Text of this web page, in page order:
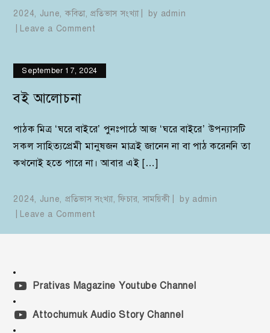
2024, June,কবিতা,প্রতিভাস সংখ্যা by admin
Leave a Comment
September 17, 2024
বই আলোচনা
পাঠক মিত্র ‘ঘরে বাইরে’ পুনঃপাঠে আজ ‘ঘরে বাইরে’ উপন্যাসটি
সকল সাহিত্যপ্রেমী মানুষজন মাত্রই জানেন না বা পাঠ করেননি তা
কখনোই হতে পারে না। আবার এই […]
2024, June, প্রতিভাস সংখ্যা,ফিচার,সাময়িকী by admin
Leave a Comment
Prativas Magazine Youtube Channel
Attochumuk Audio Story Channel